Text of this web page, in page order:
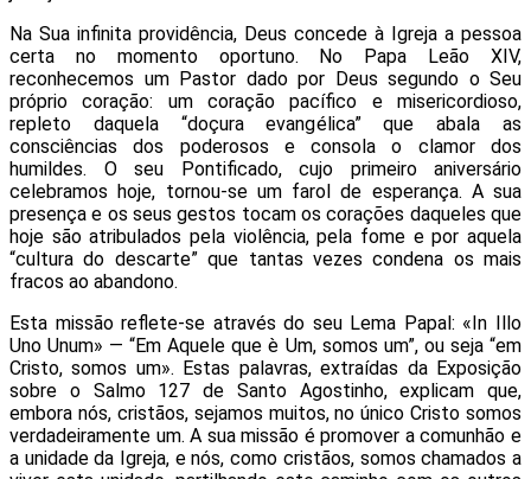
Na Sua infinita providência, Deus concede à Igreja a pessoa
certa no momento oportuno. No Papa Leão XIV,
reconhecemos um Pastor dado por Deus segundo o Seu
próprio coração: um coração pacífico e misericordioso,
repleto daquela “doçura evangélica” que abala as
consciências dos poderosos e consola o clamor dos
humildes. O seu Pontificado, cujo primeiro aniversário
celebramos hoje, tornou-se um farol de esperança. A sua
presença e os seus gestos tocam os corações daqueles que
hoje são atribulados pela violência, pela fome e por aquela
“cultura do descarte” que tantas vezes condena os mais
fracos ao abandono.
Esta missão reflete-se através do seu Lema Papal: «In Illo
Uno Unum» — “Em Aquele que è Um, somos um”, ou seja “em
Cristo, somos um». Estas palavras, extraídas da Exposição
sobre o Salmo 127 de Santo Agostinho, explicam que,
embora nós, cristãos, sejamos muitos, no único Cristo somos
verdadeiramente um. A sua missão é promover a comunhão e
a unidade da Igreja, e nós, como cristãos, somos chamados a